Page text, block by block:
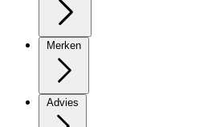
Merken
Advies